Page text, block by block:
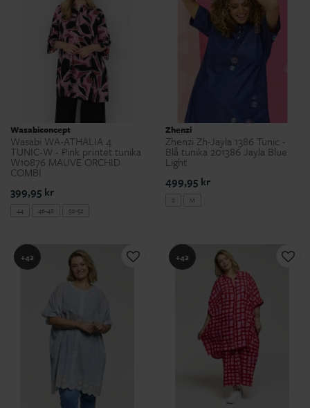
Wasabiconcept
Wasabi WA-ATHALIA 4
TUNIC-W - Pink printet tunika
W10876 MAUVE ORCHID
COMBI
399,95 kr
44 46-48 50-52
Zhenzi
Zhenzi Zh-Jayla 1386 Tunic -
Blå tunika 201386 Jayla Blue
Light
499,95 kr
S M
+42 +42